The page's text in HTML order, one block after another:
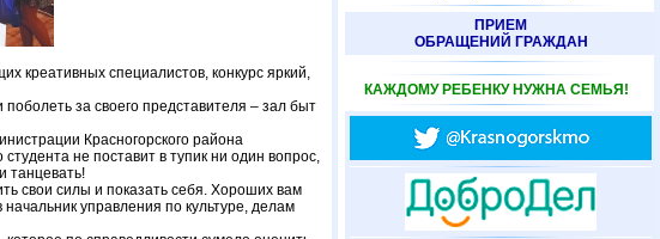
креативных специалистов, конкурс яркий,
за своего представителя – зал быт
Красногорского района
не поставит в тупик ни один вопрос,
танцевать!
свои силы и показать себя. Хороших вам
управления по культуре, делам
ПРИЕМ
ОБРАЩЕНИЙ ГРАЖДАН
КАЖДОМУ РЕБЕНКУ НУЖНА СЕМЬЯ!